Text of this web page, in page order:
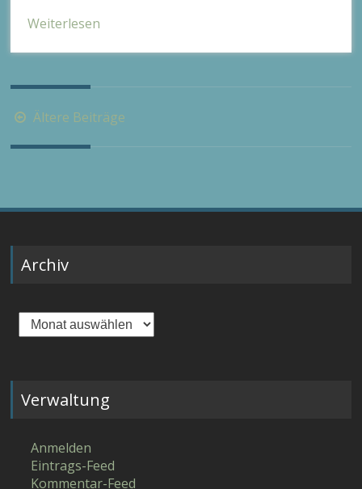
Weiterlesen
Beitragsnavigation
Ältere Beiträge
Archiv
Archiv
Verwaltung
Anmelden
Eintrags-Feed
Kommentar-Feed